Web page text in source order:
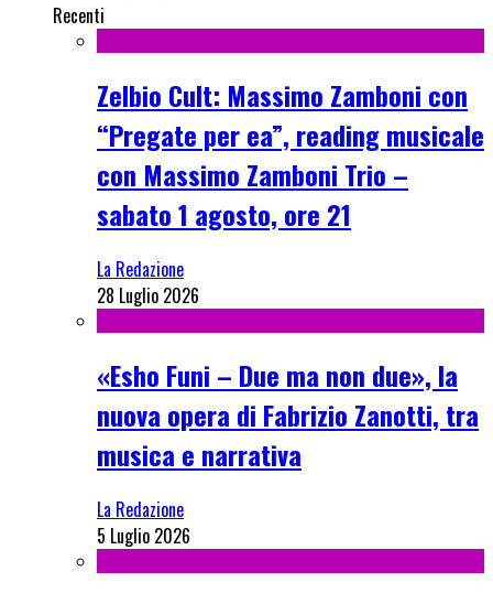
Recenti
Zelbio Cult: Massimo Zamboni con
“Pregate per ea”, reading musicale
con Massimo Zamboni Trio –
sabato 1 agosto, ore 21
La Redazione
28 Luglio 2026
«Esho Funi – Due ma non due», la
nuova opera di Fabrizio Zanotti, tra
musica e narrativa
La Redazione
5 Luglio 2026